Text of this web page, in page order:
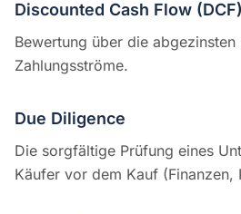
Discounted Cash Flow (DCF)
Bewertung über die abgezinsten
Zahlungsströme.
Due Diligence
Die sorgfältige Prüfung eines
Käufer vor dem Kauf (Finanzen,